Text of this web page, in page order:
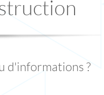
d'informations ?